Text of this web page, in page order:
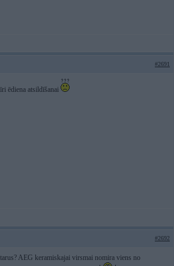
#2691
ēdiena atsildīšanai
#2692
AEG keramiskajai virsmai nomira viens no